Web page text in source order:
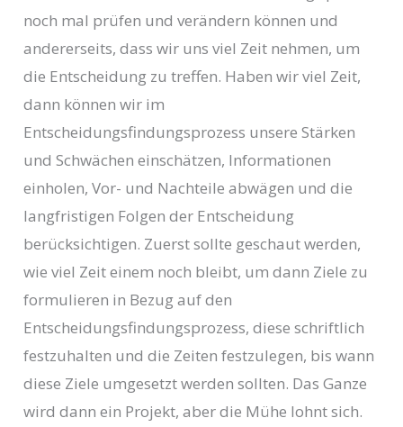
noch mal prüfen und verändern können und
andererseits, dass wir uns viel Zeit nehmen, um
die Entscheidung zu treffen. Haben wir viel Zeit,
dann können wir im
Entscheidungsfindungsprozess unsere Stärken
und Schwächen einschätzen, Informationen
einholen, Vor- und Nachteile abwägen und die
langfristigen Folgen der Entscheidung
berücksichtigen. Zuerst sollte geschaut werden,
wie viel Zeit einem noch bleibt, um dann Ziele zu
formulieren in Bezug auf den
Entscheidungsfindungsprozess, diese schriftlich
festzuhalten und die Zeiten festzulegen, bis wann
diese Ziele umgesetzt werden sollten. Das Ganze
wird dann ein Projekt, aber die Mühe lohnt sich.